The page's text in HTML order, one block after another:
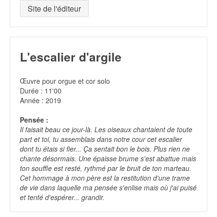
Site de l'éditeur
L'escalier d'argile
Œuvre pour orgue et cor solo
Durée : 11'00
Année : 2019
Pensée :
Il faisait beau ce jour-là. Les oiseaux chantaient de toute
part et toi, tu assemblais dans notre cour cet escalier
dont tu étais si fier... Ça sentait bon le bois. Plus rien ne
chante désormais. Une épaisse brume s'est abattue mais
ton souffle est resté, rythmé par le bruit de ton marteau.
Cet hommage à mon père est la restitution d'une trame
de vie dans laquelle ma pensée s'enlise mais où j'ai puisé
et tenté d'espérer... grandir.